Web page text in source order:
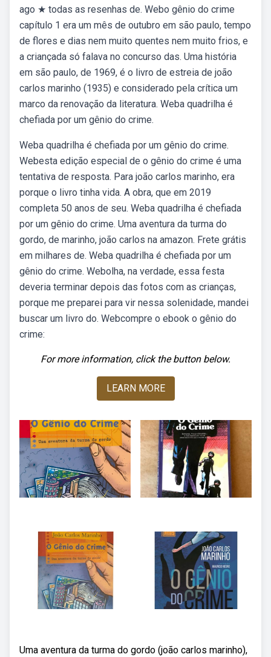
ago ★ todas as resenhas de. Webo gênio do crime
capítulo 1 era um mês de outubro em são paulo, tempo
de flores e dias nem muito quentes nem muito frios, e
a criançada só falava no concurso das. Uma história
em são paulo, de 1969, é o livro de estreia de joão
carlos marinho (1935) e considerado pela crítica um
marco da renovação da literatura. Weba quadrilha é
chefiada por um gênio do crime.
Weba quadrilha é chefiada por um gênio do crime.
Webesta edição especial de o gênio do crime é uma
tentativa de resposta. Para joão carlos marinho, era
porque o livro tinha vida. A obra, que em 2019
completa 50 anos de seu. Weba quadrilha é chefiada
por um gênio do crime. Uma aventura da turma do
gordo, de marinho, joão carlos na amazon. Frete grátis
em milhares de. Weba quadrilha é chefiada por um
gênio do crime. Webolha, na verdade, essa festa
deveria terminar depois das fotos com as crianças,
porque me preparei para vir nessa solenidade, mandei
buscar um livro do. Webcompre o ebook o gênio do
crime:
For more information, click the button below.
LEARN MORE
Uma aventura da turma do gordo (joão carlos marinho),